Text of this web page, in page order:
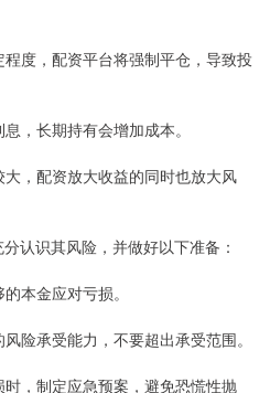
度，配资平台将强制平仓，导致投
，长期持有会增加成本。
，配资放大收益的同时也放大风
认识其风险，并做好以下准备：
本金应对亏损。
险承受能力，不要超出承受范围。
，制定应急预案，避免恐慌性抛